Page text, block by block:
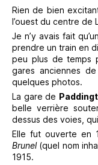
Rien de bien
l’ouest du centre de
Je n’y avais fait
prendre un train en
peu plus de temps
gares anciennes
quelques photos.
La gare de
belle verrière
dessus des voies,
Elle fut ouverte en
Brunel(quel nom
1915.